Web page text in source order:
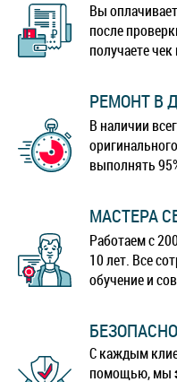
Вы
после
получаете
РЕМОНТ В
В наличии
выполнять
МАСТЕРА
Работаем с
10 лет. Все
обучение и
С каждым
помощью, мы